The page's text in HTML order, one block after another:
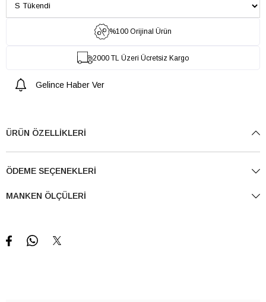
%100 Orijinal Ürün
2000 TL Üzeri Ücretsiz Kargo
Gelince Haber Ver
ÜRÜN ÖZELLIKLERI
ÖDEME SEÇENEKLERI
MANKEN ÖLÇÜLERI